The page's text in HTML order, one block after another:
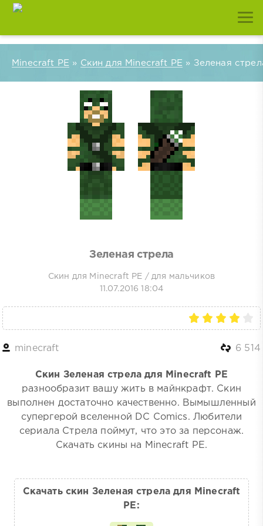
Minecraft PE » Скин для Minecraft PE » Зеленая
Зеленая стрела
Скин для Minecraft PE / для мальчиков
11.07.2016 18:04
minecraft 6 514
Скин Зеленая стрела для Minecraft PE
разнообразит вашу жить в майнкрафт. Скин
выполнен достаточно качественно. Вымышленный
супергерой вселенной DC Comics. Любители
сериала Стрела поймут, что это за персонаж.
Скачать скины на Minecraft PE.
Скачать скин Зеленая стрела для Minecraft
PE: